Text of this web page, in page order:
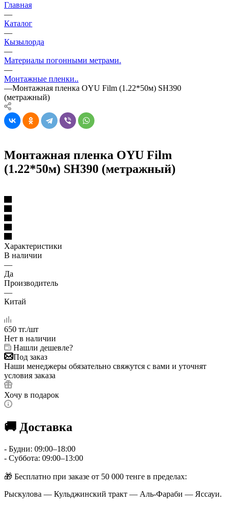
Главная
—
Каталог
—
Кызылорда
—
Материалы погонными метрами.
—
Монтажные пленки..
—Монтажная пленка OYU Film (1.22*50м) SH390
(метражный)
Монтажная пленка OYU Film
(1.22*50м) SH390 (метражный)
Характеристики
В наличии
—
Да
Производитель
—
Китай
650 тг./шт
Нет в наличии
Нашли дешевле?
Под заказ
Наши менеджеры обязательно свяжутся с вами и уточнят
условия заказа
Хочу в подарок
🚚 Доставка
- Будни: 09:00–18:00
- Суббота: 09:00–13:00
🎁 Бесплатно при заказе от 50 000 тенге в пределах:
Рыскулова — Кульджинский тракт — Аль-Фараби — Яссауи.